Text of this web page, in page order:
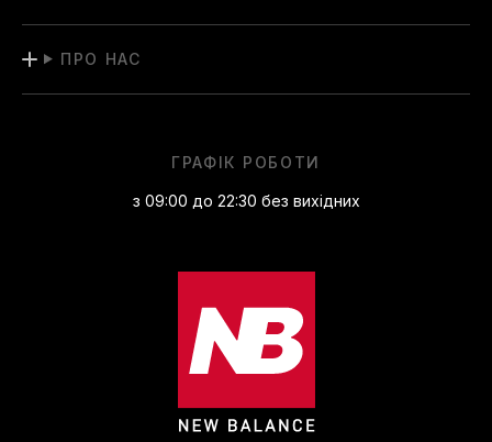
ПРО НАС
ГРАФІК РОБОТИ
з 09:00 до 22:30 без вихідних